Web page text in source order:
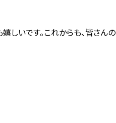
しいです。これからも、皆さんの